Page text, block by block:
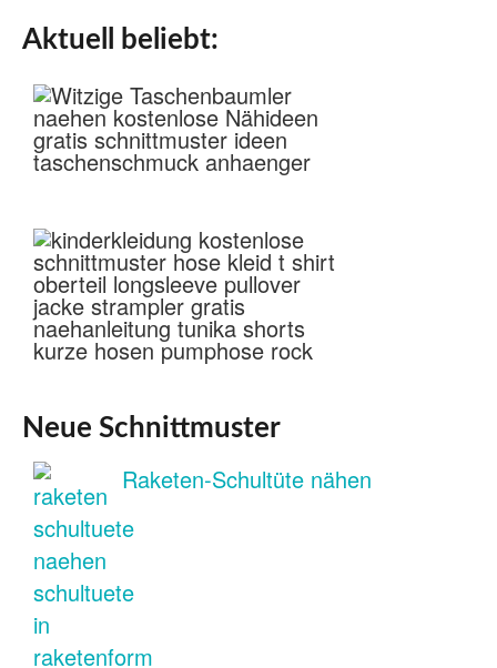
Aktuell beliebt:
Neue Schnittmuster
Raketen-Schultüte nähen